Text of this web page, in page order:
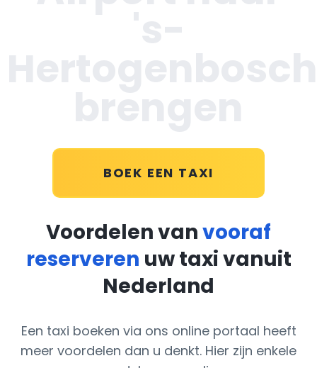
BOEK EEN TAXI
Voordelen vanvooraf
reserveren uw taxi vanuit
Nederland
Een taxi boeken via ons online portaal heeft
meer voordelen dan u denkt. Hier zijn enkele